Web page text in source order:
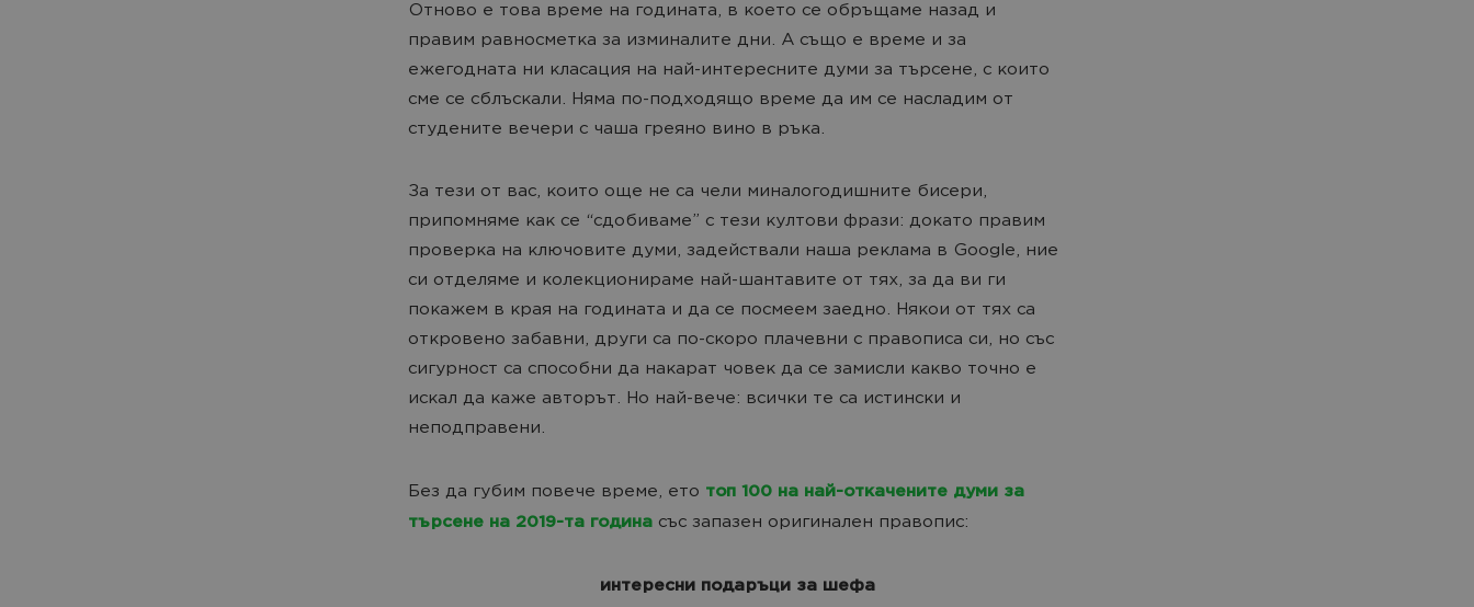
Отново е това време на годината, в което се обръщаме назад и
правим равносметка за изминалите дни. А също е време и за
ежегодната ни класация на най-интересните думи за търсене, с които
сме се сблъскали. Няма по-подходящо време да им се насладим от
студените вечери с чаша греяно вино в ръка.
За тези от вас, които още не са чели миналогодишните бисери,
припомняме как се “сдобиваме” с тези култови фрази: докато правим
проверка на ключовите думи, задействали наша реклама в Google, ние
си отделяме и колекционираме най-шантавите от тях, за да ви ги
покажем в края на годината и да се посмеем заедно. Някои от тях са
откровено забавни, други са по-скоро плачевни с правописа си, но със
сигурност са способни да накарат човек да се замисли какво точно е
искал да каже авторът. Но най-вече: всички те са истински и
неподправени.
Без да губим повече време, ето топ 100 на най-откачените думи за
търсене на 2019-та година със запазен оригинален правопис:
интересни подаръци за шефа